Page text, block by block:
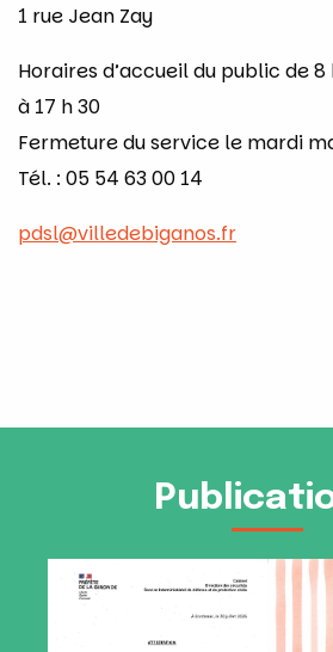
1 rue Jean Zay
Horaires d’accueil du public de 8
à 17 h 30
Fermeture du service le mardi
Tél. : 05 54 63 00 14
pdsl@villedebiganos.fr